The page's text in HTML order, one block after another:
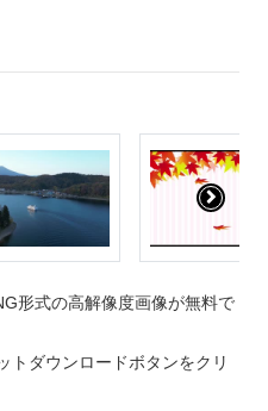
形式の高解像度画像が無料で
トダウンロードボタンをクリ